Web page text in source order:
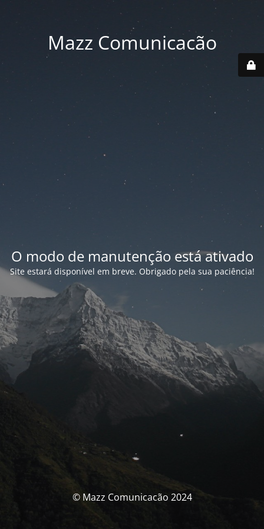
Mazz Comunicacão
O modo de manutenção está ativado
Site estará disponível em breve. Obrigado pela sua paciência!
© Mazz Comunicacão 2024